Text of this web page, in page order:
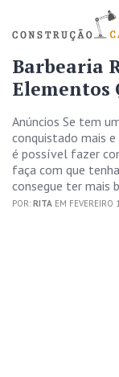
Barbearia
Elementos
Anúncios Se tem
conquistado mais
é possível fazer
faça com que
consegue ter mais
POR: RITA EM FEVEREIRO